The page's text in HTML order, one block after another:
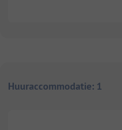
Huuraccommodatie: 1